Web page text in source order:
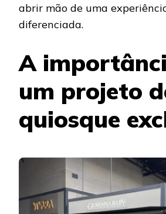
abrir mão de uma
diferenciada.
A
um projeto
quiosque